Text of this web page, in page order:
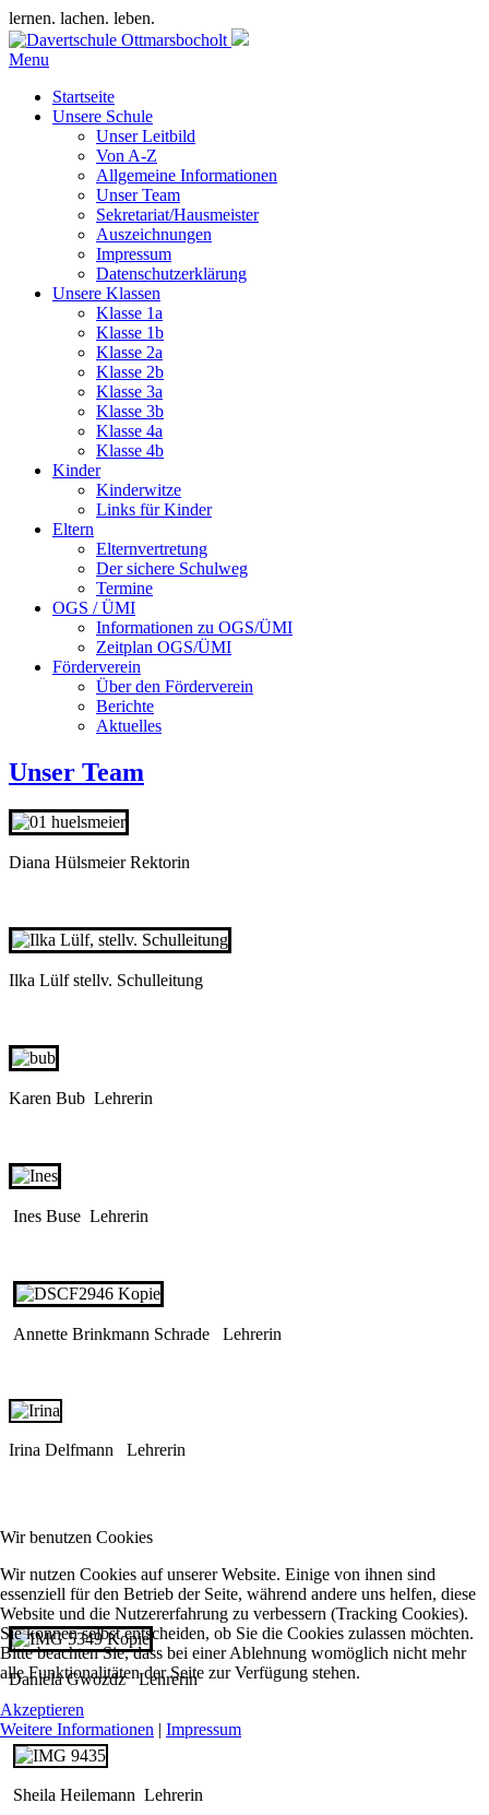
lernen. lachen. leben.
Menu
Startseite
Unsere Schule
Unser Leitbild
Von A-Z
Allgemeine Informationen
Unser Team
Sekretariat/Hausmeister
Auszeichnungen
Impressum
Datenschutzerklärung
Unsere Klassen
Klasse 1a
Klasse 1b
Klasse 2a
Klasse 2b
Klasse 3a
Klasse 3b
Klasse 4a
Klasse 4b
Kinder
Kinderwitze
Links für Kinder
Eltern
Elternvertretung
Der sichere Schulweg
Termine
OGS / ÜMI
Informationen zu OGS/ÜMI
Zeitplan OGS/ÜMI
Förderverein
Über den Förderverein
Berichte
Aktuelles
Unser Team
Diana Hülsmeier Rektorin
Ilka Lülf stellv. Schulleitung
Karen Bub Lehrerin
Ines Buse Lehrerin
Annette Brinkmann Schrade Lehrerin
Irina Delfmann Lehrerin
Daniela Gwozdz Lehrerin
Sheila Heilemann Lehrerin
Wir benutzen Cookies
Wir nutzen Cookies auf unserer Website. Einige von ihnen sind
essenziell für den Betrieb der Seite, während andere uns helfen, diese
Website und die Nutzererfahrung zu verbessern (Tracking Cookies).
Sie können selbst entscheiden, ob Sie die Cookies zulassen möchten.
Bitte beachten Sie, dass bei einer Ablehnung womöglich nicht mehr
alle Funktionalitäten der Seite zur Verfügung stehen.
Akzeptieren
Weitere Informationen | Impressum